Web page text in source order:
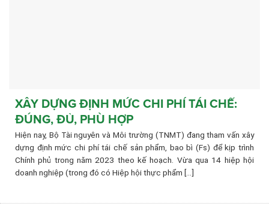
XÂY DỰNG ĐỊNH MỨC CHI PHÍ TÁI CHẾ:
ĐÚNG, ĐỦ, PHÙ HỢP
Hiện nay, Bộ Tài nguyên và Môi trường (TNMT) đang tham vấn xây
dựng định mức chi phí tái chế sản phẩm, bao bì (Fs) để kịp trình
Chính phủ trong năm 2023 theo kế hoạch. Vừa qua 14 hiệp hội
doanh nghiệp (trong đó có Hiệp hội thực phẩm [...]